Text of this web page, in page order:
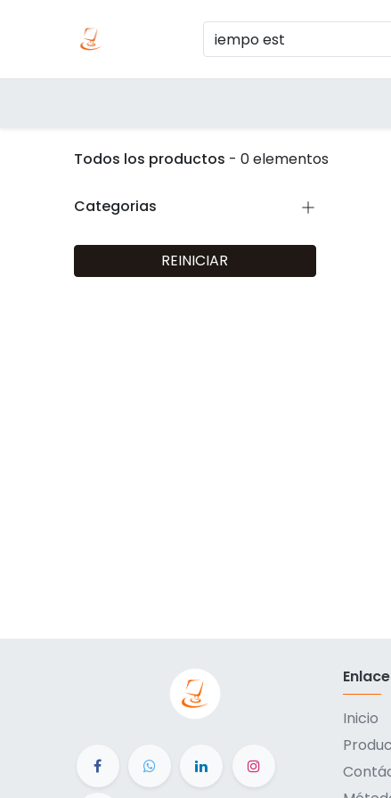
Todos los productos - 0 elementos
Categorias
REINICIAR
Inicio